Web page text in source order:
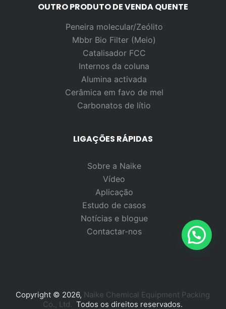
OUTRO PRODUTO DE VENDA QUENTE
Peneira molecular/Zeólito
Mbbr Bio Filter (Meio)
Catalisador FCC
Internos da coluna
Alumina activada
Cerâmica em favo de mel
Carbonatos de lítio
LIGAÇÕES RÁPIDAS
Sobre a Naike
Vídeo
Aplicação
Estudo de casos
Notícias e blogue
Contactar-nos
Copyright © 2026, Naike Chemical Equipment Packing
Co., Ltd. Todos os direitos reservados.